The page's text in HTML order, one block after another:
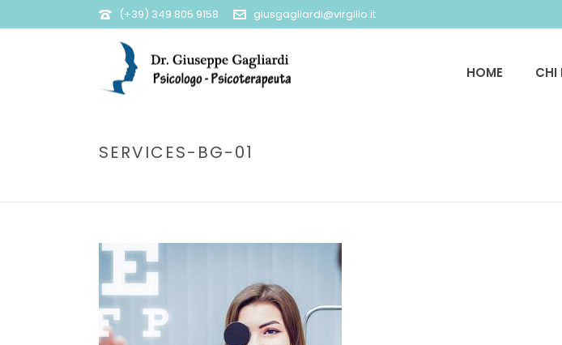
(+39) 349 805 9158 giusgagliardi@virgilio.it
HOME CHI
SERVICES-BG-01